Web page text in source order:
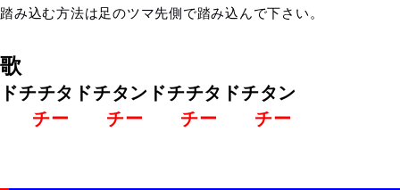
踏み込む方法は足のツマ先側で踏み込んで下さい。
歌
ドチチタドチタンドチチタドチタン
チー チー チー チー